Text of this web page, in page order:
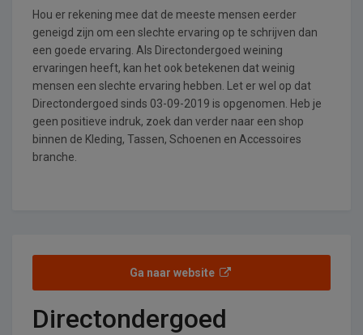
Hou er rekening mee dat de meeste mensen eerder
geneigd zijn om een slechte ervaring op te schrijven dan
een goede ervaring. Als Directondergoed weining
ervaringen heeft, kan het ook betekenen dat weinig
mensen een slechte ervaring hebben. Let er wel op dat
Directondergoed sinds 03-09-2019 is opgenomen. Heb je
geen positieve indruk, zoek dan verder naar een shop
binnen de Kleding, Tassen, Schoenen en Accessoires
branche.
Ga naar website
Directondergoed